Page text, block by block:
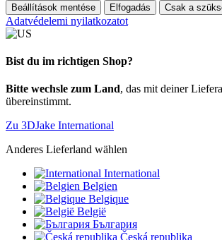
Beállítások mentése Elfogadás Csak a
Adatvédelemi nyilatkozatot
Bist du im richtigen Shop?
Bitte wechsle zum Land, das mit deiner
übereinstimmt.
Zu 3DJake International
Anderes Lieferland wählen
International
Belgien
Belgique
België
България
Česká republika